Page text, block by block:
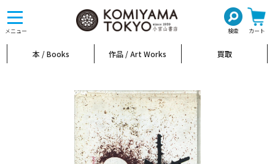
メニュー 検索 カート
toggle
navigation
本 / Books 作品 / Art Works 買取